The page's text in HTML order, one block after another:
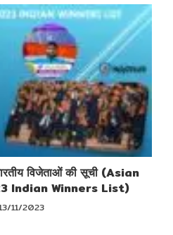
विजेताओं की सूची (Asian
Indian Winners List)
11/2023